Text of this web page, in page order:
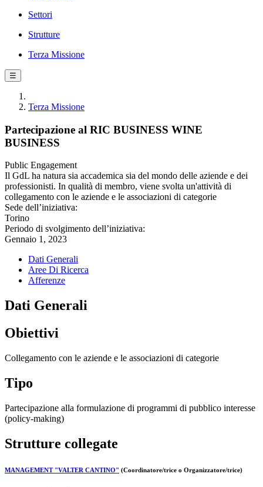
Settori
Strutture
Terza Missione
☰
Terza Missione
Partecipazione al RIC BUSINESS WINE
BUSINESS
Public Engagement
Il GdL ha natura sia accademica sia del mondo delle aziende e dei
professionisti. In qualità di membro, viene svolta un'attività di
collegamento con le aziende e le associazioni di categorie
Sede dell’iniziativa:
Torino
Periodo di svolgimento dell’iniziativa:
Gennaio 1, 2023
Dati Generali
Aree Di Ricerca
Afferenze
Dati Generali
Obiettivi
Collegamento con le aziende e le associazioni di categorie
Tipo
Partecipazione alla formulazione di programmi di pubblico interesse
(policy-making)
Strutture collegate
MANAGEMENT "VALTER CANTINO" (Coordinatore/trice o Organizzatore/trice)